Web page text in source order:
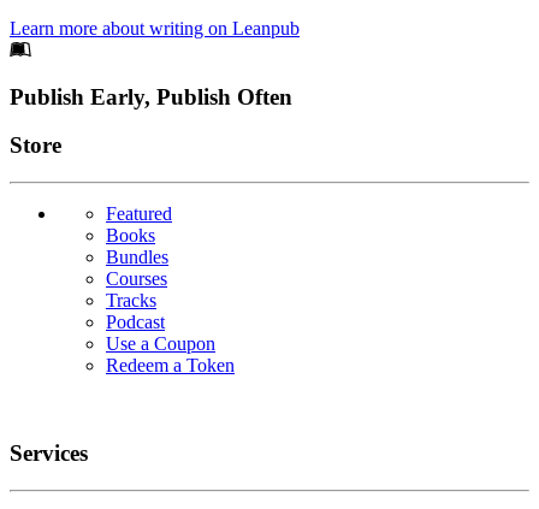
Learn more about writing on Leanpub
Footer
Publish Early, Publish Often
Links
Store
Featured
Books
Bundles
Courses
Tracks
Podcast
Use a Coupon
Redeem a Token
Services